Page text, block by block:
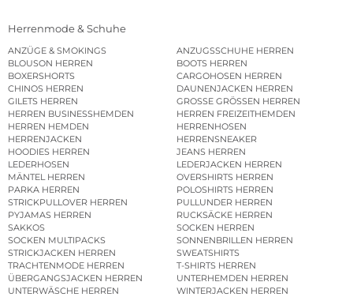
Herrenmode & Schuhe
ANZÜGE & SMOKINGS
ANZUGSSCHUHE HERREN
BLOUSON HERREN
BOOTS HERREN
BOXERSHORTS
CARGOHOSEN HERREN
CHINOS HERREN
DAUNENJACKEN HERREN
GILETS HERREN
GROSSE GRÖSSEN HERREN
HERREN BUSINESSHEMDEN
HERREN FREIZEITHEMDEN
HERREN HEMDEN
HERRENHOSEN
HERRENJACKEN
HERRENSNEAKER
HOODIES HERREN
JEANS HERREN
LEDERHOSEN
LEDERJACKEN HERREN
MÄNTEL HERREN
OVERSHIRTS HERREN
PARKA HERREN
POLOSHIRTS HERREN
STRICKPULLOVER HERREN
PULLUNDER HERREN
PYJAMAS HERREN
RUCKSÄCKE HERREN
SAKKOS
SOCKEN HERREN
SOCKEN MULTIPACKS
SONNENBRILLEN HERREN
STRICKJACKEN HERREN
SWEATSHIRTS
TRACHTENMODE HERREN
T-SHIRTS HERREN
ÜBERGANGSJACKEN HERREN
UNTERHEMDEN HERREN
UNTERWÄSCHE HERREN
WINTERJACKEN HERREN